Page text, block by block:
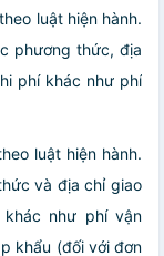
luật hiện hành.
phương thức, địa
phí khác như phí
luật hiện hành.
và địa chỉ giao
như phí vận
khẩu (đối với đơn